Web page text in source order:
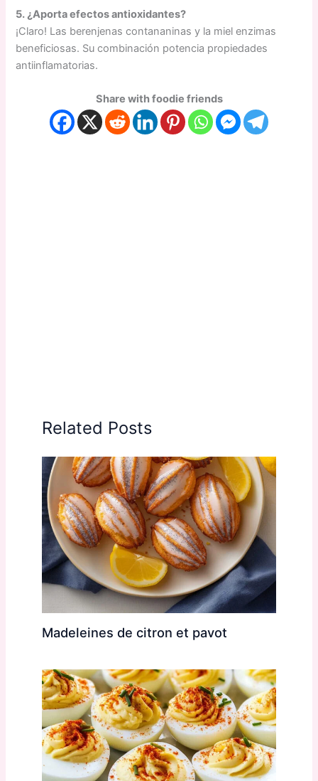
5. ¿Aporta efectos antioxidantes?
¡Claro! Las berenjenas contananinas y la miel enzimas
beneficiosas. Su combinación potencia propiedades
antiinflamatorias.
Share with foodie friends
Related Posts
Madeleines de citron et pavot